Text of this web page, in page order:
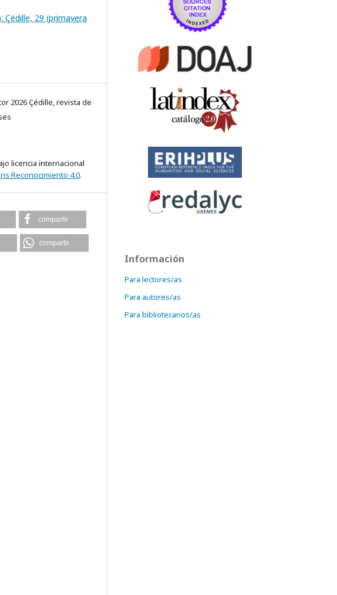
Çédille, 29 (primavera
2026 Çédille, revista de
licencia internacional
Reconocimiento 4.0.
compartir
compartir
Información
Para lectores/as
Para autores/as
Para bibliotecarios/as